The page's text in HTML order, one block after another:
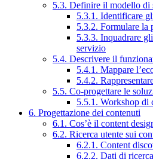
5.3. Definire il modello di
5.3.1. Identificare
5.3.2. Formulare la
5.3.3. Inquadrare
servizio
5.4. Descrivere il
5.4.1. Mappare
5.4.2.
5.5. Co-progettare le
5.5.1. Workshop di
6. Progettazione dei contenuti
6.1. Cos’è il content
6.2. Ricerca utente sui
6.2.1. Content
6.2.2. Dati di